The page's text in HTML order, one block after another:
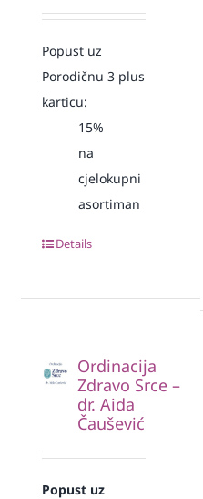
Popust uz
Porodičnu 3 plus
karticu:
15%
na
cjelokupni
asortiman
Details
Ordinacija
Zdravo Srce –
dr. Aida
Čaušević
Popust uz